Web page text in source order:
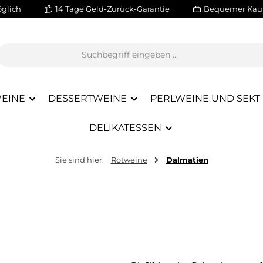
14 Tage Geld-Zurück-Garantie Bequemer
DESSERTWEINE PERLWEINE UND SEKT
DELIKATESSEN
Sie sind hier: Rotweine Dalmatien